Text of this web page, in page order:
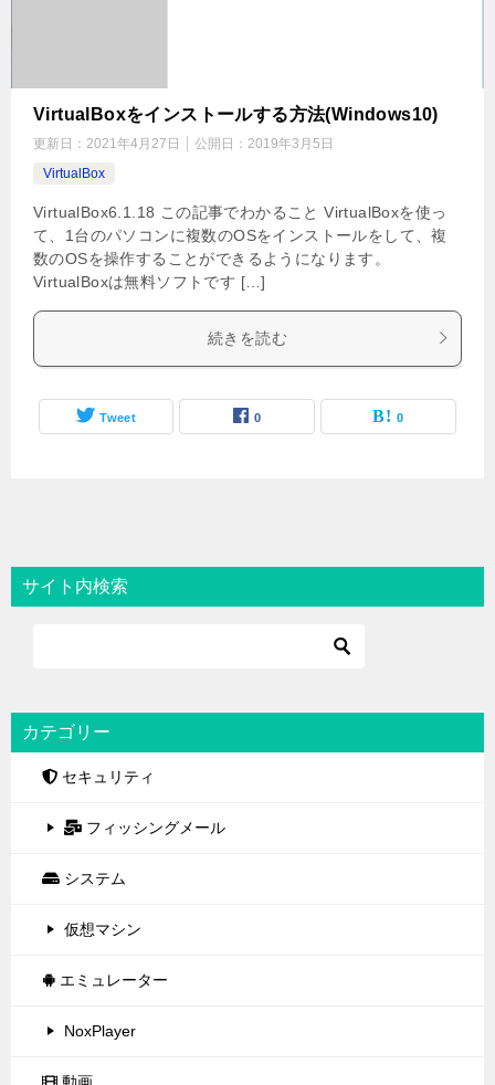
VirtualBoxをインストールする方法(Windows10)
更新日： 2021年4月27日 公開日： 2019年3月5日
VirtualBox
VirtualBox6.1.18 この記事でわかること VirtualBoxを使っ
て、1台のパソコンに複数のOSをインストールをして、複
数のOSを操作することができるようになります。
VirtualBoxは無料ソフトです […]
続きを読む
Tweet 0 0
サイト内検索
カテゴリー
セキュリティ
フィッシングメール
システム
仮想マシン
エミュレーター
NoxPlayer
動画